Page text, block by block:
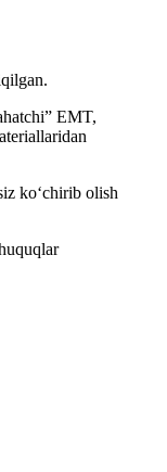
EMT,
koʻchirib olish